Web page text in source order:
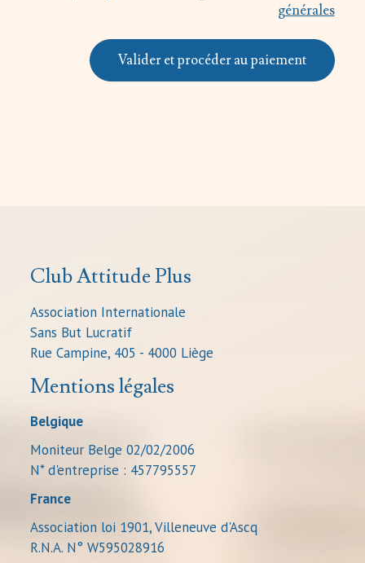
générales
Valider et procéder au paiement
Club Attitude Plus
Association Internationale
Sans But Lucratif
Rue Campine, 405 - 4000 Liège
Mentions légales
Belgique
Moniteur Belge 02/02/2006
N* d'entreprise : 457795557
France
Association loi 1901, Villeneuve d'Ascq
R.N.A. N° W595028916